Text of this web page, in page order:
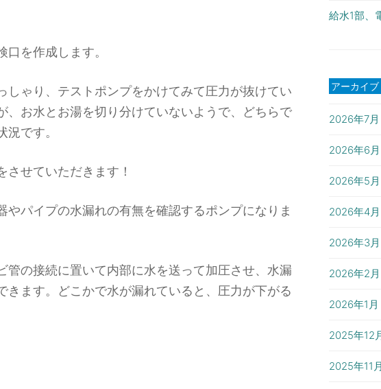
を作成します。
しゃり、テストポンプをかけてみて圧力が抜けてい
、お水とお湯を切り分けていないようで、どちらで
です。
させていただきます！
やパイプの水漏れの有無を確認するポンプになりま
管の接続に置いて内部に水を送って加圧させ、水漏
きます。どこかで水が漏れていると、圧力が下がる
給水1部、
アーカイブ
2026年7月
2026年6月
2026年5月
2026年4月
2026年3月
2026年2月
2026年1月
2025年12
2025年11月